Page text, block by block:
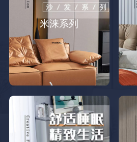
米涞系列